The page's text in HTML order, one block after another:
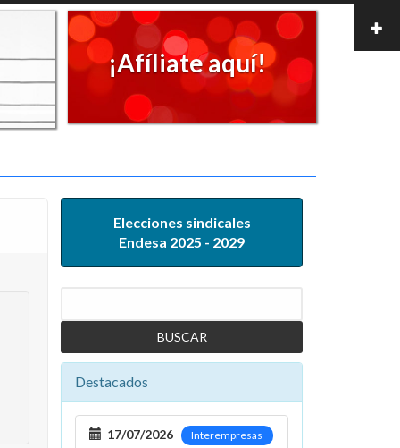
¡Afíliate aquí!
Elecciones sindicales
Endesa 2025 - 2029
Destacados
Interempresas
17/07/2026